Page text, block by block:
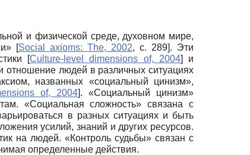
и физической среде, духовном мире,
[Social axioms: The, 2002, с. 289]. Эти
[Culture-level dimensions of, 2004]
и
людей в различных ситуациях
названных «социальный цинизм»,
of, 2004]. «Социальный цинизм»
«Социальная сложность» связана с
в разных ситуациях и быть
усилий, знаний и других ресурсов.
на людей. «Контроль судьбы» связан с
определенные действия.